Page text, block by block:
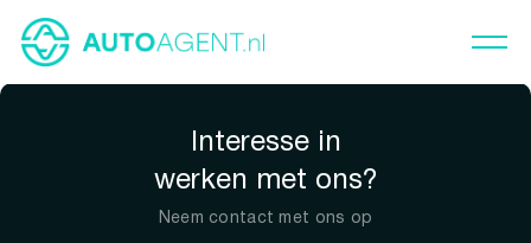
Interesse in
werken met ons?
Neem contact met ons op